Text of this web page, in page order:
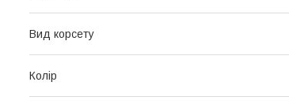
Вид корсету
Колір